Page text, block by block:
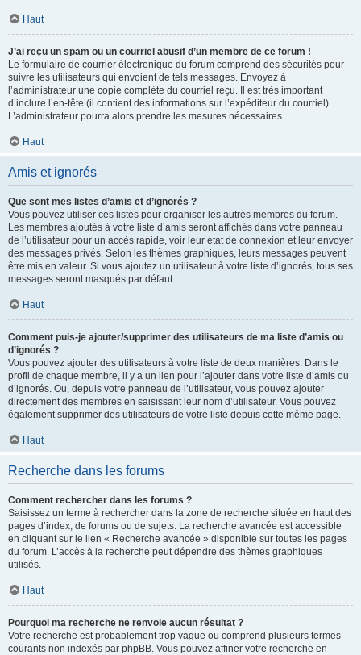
Haut
J’ai reçu un spam ou un courriel abusif d’un membre de ce forum !
Le formulaire de courrier électronique du forum comprend des sécurités pour
suivre les utilisateurs qui envoient de tels messages. Envoyez à
l’administrateur une copie complète du courriel reçu. Il est très important
d’inclure l’en-tête (il contient des informations sur l’expéditeur du courriel).
L’administrateur pourra alors prendre les mesures nécessaires.
Haut
Amis et ignorés
Que sont mes listes d’amis et d’ignorés ?
Vous pouvez utiliser ces listes pour organiser les autres membres du forum.
Les membres ajoutés à votre liste d’amis seront affichés dans votre panneau
de l’utilisateur pour un accès rapide, voir leur état de connexion et leur envoyer
des messages privés. Selon les thèmes graphiques, leurs messages peuvent
être mis en valeur. Si vous ajoutez un utilisateur à votre liste d’ignorés, tous ses
messages seront masqués par défaut.
Haut
Comment puis-je ajouter/supprimer des utilisateurs de ma liste d’amis ou
d’ignorés ?
Vous pouvez ajouter des utilisateurs à votre liste de deux manières. Dans le
profil de chaque membre, il y a un lien pour l’ajouter dans votre liste d’amis ou
d’ignorés. Ou, depuis votre panneau de l’utilisateur, vous pouvez ajouter
directement des membres en saisissant leur nom d’utilisateur. Vous pouvez
également supprimer des utilisateurs de votre liste depuis cette même page.
Haut
Recherche dans les forums
Comment rechercher dans les forums ?
Saisissez un terme à rechercher dans la zone de recherche située en haut des
pages d’index, de forums ou de sujets. La recherche avancée est accessible
en cliquant sur le lien « Recherche avancée » disponible sur toutes les pages
du forum. L’accès à la recherche peut dépendre des thèmes graphiques
utilisés.
Haut
Pourquoi ma recherche ne renvoie aucun résultat ?
Votre recherche est probablement trop vague ou comprend plusieurs termes
courants non indexés par phpBB. Vous pouvez affiner votre recherche en